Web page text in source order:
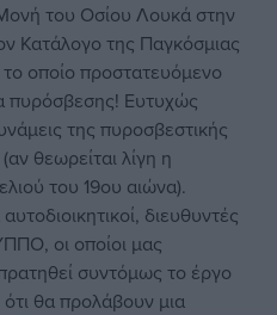
του Οσίου Λουκά στην
Κατάλογο της Παγκόσμιας
οποίο προστατευόμενο
πυρόσβεσης! Ευτυχώς
της πυροσβεστικής
θεωρείται λίγη η
του 19ου αιώνα).
διευθυντές
οι οποίοι μας
συντόμως το έργο
θα προλάβουν μια